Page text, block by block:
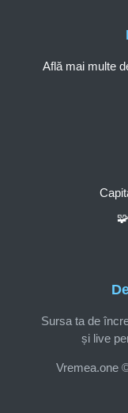
Sursa ta de
și live
Vremea.one
Află mai multe